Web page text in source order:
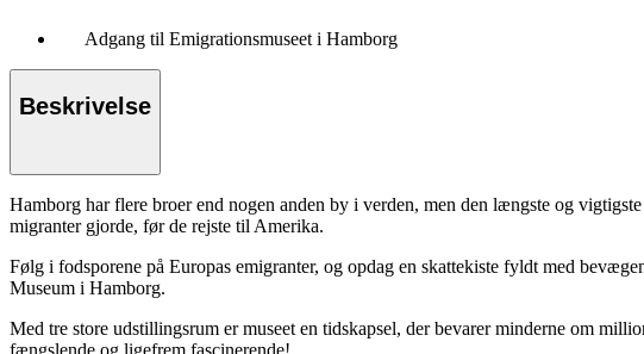
Adgang til Emigrationsmuseet i Hamborg
Beskrivelse
Hamborg har flere broer end nogen anden by i verden, men den længste og
migranter gjorde, før de rejste til Amerika.
Følg i fodsporene på Europas emigranter, og opdag en skattekiste fyldt med
Museum i Hamborg.
Med tre store udstillingsrum er museet en tidskapsel, der bevarer minderne om